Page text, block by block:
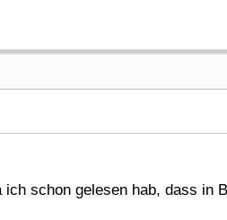
schon gelesen hab, dass in